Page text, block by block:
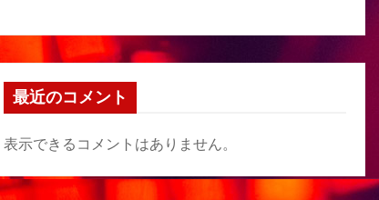
最近のコメント
表示できるコメントはありません。